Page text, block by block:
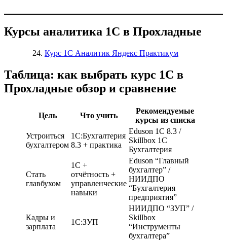
Курсы аналитика 1С в Прохладные
Курс 1С Аналитик Яндекс Практикум
Таблица: как выбрать курс 1С в
Прохладные обзор и сравнение
Цель Что учить
Рекомендуемые
курсы из списка
Устроиться
бухгалтером
1С:Бухгалтерия
8.3 + практика
Eduson 1С 8.3 /
Skillbox 1С
Бухгалтерия
Стать
главбухом
1С +
отчётность +
управленческие
навыки
Eduson “Главный
бухгалтер” /
НИИДПО
“Бухгалтерия
предприятия”
Кадры и
зарплата
1С:ЗУП
НИИДПО “ЗУП” /
Skillbox
“Инструменты
бухгалтера”